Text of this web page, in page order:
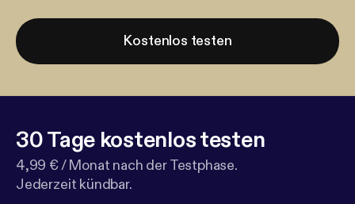
Kostenlos testen
30 Tage kostenlos testen
4,99 € / Monat nach der Testphase.
Jederzeit kündbar.